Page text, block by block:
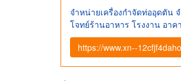
จำหน่ายเครื่องกำจัดท่ออุดตัน
โจทย์ร้านอาหาร โรงงาน อาค
https://www.xn--